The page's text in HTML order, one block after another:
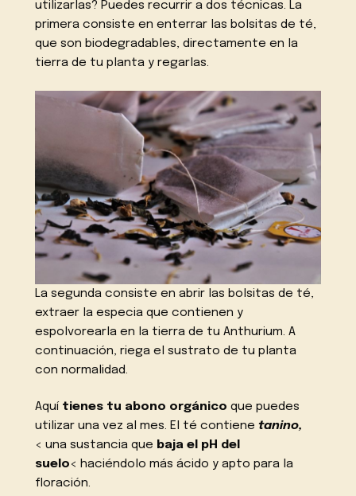
utilizarlas? Puedes recurrir a dos técnicas. La
primera consiste en enterrar las bolsitas de té,
que son biodegradables, directamente en la
tierra de tu planta y regarlas.
La segunda consiste en abrir las bolsitas de té,
extraer la especia que contienen y
espolvorearla en la tierra de tu Anthurium. A
continuación, riega el sustrato de tu planta
con normalidad.
Aquí tienes tu abono orgánico que puedes
utilizar una vez al mes. El té contienetanino,
< una sustancia que baja el pH del
suelo< haciéndolo más ácido y apto para la
floración.